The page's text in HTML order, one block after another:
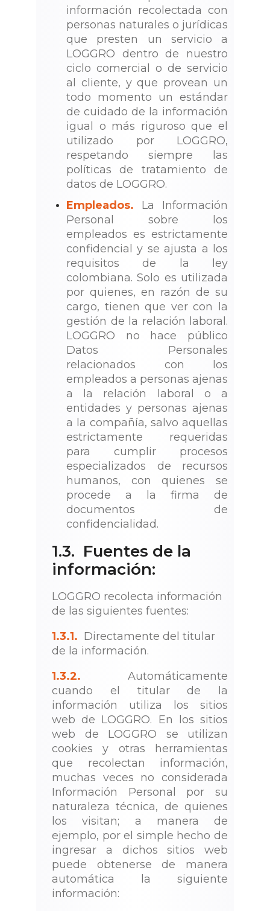
información recolectada con
personas naturales o jurídicas
que presten un servicio a
LOGGRO dentro de nuestro
ciclo comercial o de servicio
al cliente, y que provean un
todo momento un estándar
de cuidado de la información
igual o más riguroso que el
utilizado por LOGGRO,
respetando siempre las
políticas de tratamiento de
datos de LOGGRO.
Empleados. La Información
Personal sobre los
empleados es estrictamente
confidencial y se ajusta a los
requisitos de la ley
colombiana. Solo es utilizada
por quienes, en razón de su
cargo, tienen que ver con la
gestión de la relación laboral.
LOGGRO no hace público
Datos Personales
relacionados con los
empleados a personas ajenas
a la relación laboral o a
entidades y personas ajenas
a la compañía, salvo aquellas
estrictamente requeridas
para cumplir procesos
especializados de recursos
humanos, con quienes se
procede a la firma de
documentos de
confidencialidad.
1.3. Fuentes de la
información:
LOGGRO recolecta información
de las siguientes fuentes:
1.3.1. Directamente del titular
de la información.
1.3.2. Automáticamente
cuando el titular de la
información utiliza los sitios
web de LOGGRO. En los sitios
web de LOGGRO se utilizan
cookies y otras herramientas
que recolectan información,
muchas veces no considerada
Información Personal por su
naturaleza técnica, de quienes
los visitan; a manera de
ejemplo, por el simple hecho de
ingresar a dichos sitios web
puede obtenerse de manera
automática la siguiente
información: